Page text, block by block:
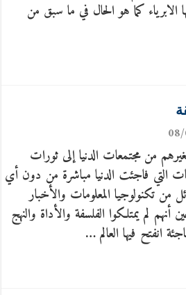
كما هو الحال في ما سبق من
من مجتمعات الدنيا إلى ثورات
التي فاجئت الدنيا مباشرة من دون أي
من تكنولوجيا المعلومات والأخبار
لم يمتلكوا الفلسفة والأداة والنهج
انفتح فيها العالم …